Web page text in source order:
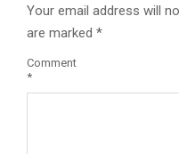
Your email address will
are marked *
Comment
*